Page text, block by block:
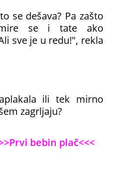
se dešava? Pa zašto
se i tate ako
sve je u redu!", rekla
ili tek mirno
zagrljaju?
bebin plač<<<